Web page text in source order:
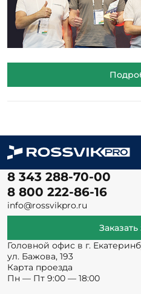
8 343 288-70-00
8 800 222-86-16
info@rossvikpro.ru
Головной офис в г.
ул. Бажова, 193
Карта проезда
Пн — Пт 9:00 — 18:00